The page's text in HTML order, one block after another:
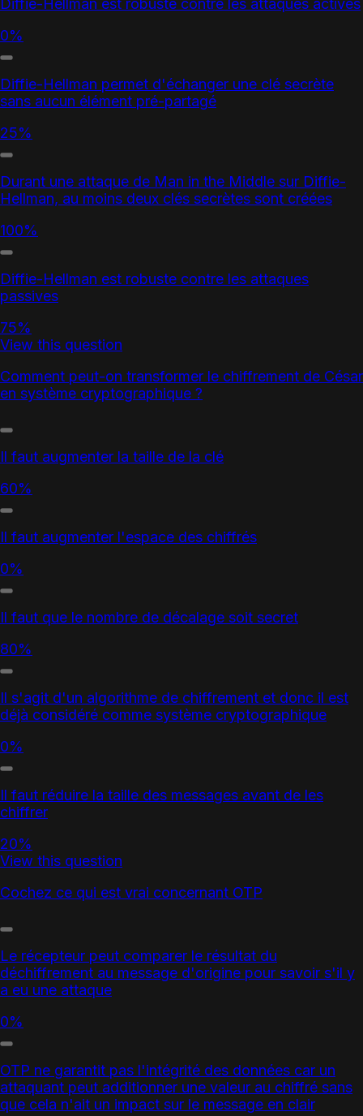
Diffie-Hellman est robuste contre les attaques actives
0%
Diffie-Hellman permet d'échanger une clé secrète
sans aucun élément pré-partagé
25%
Durant une attaque de Man in the Middle sur Diffie-
Hellman, au moins deux clés secrètes sont créées
100%
Diffie-Hellman est robuste contre les attaques
passives
75%
View this question
Comment peut-on transformer le chiffrement de César
en système cryptographique ?
Il faut augmenter la taille de la clé
60%
Il faut augmenter l'espace des chiffrés
0%
Il faut que le nombre de décalage soit secret
80%
Il s'agit d'un algorithme de chiffrement et donc il est
déjà considéré comme système cryptographique
0%
Il faut réduire la taille des messages avant de les
chiffrer
20%
View this question
Cochez ce qui est vrai concernant OTP
Le récepteur peut comparer le résultat du
déchiffrement au message d'origine pour savoir s'il y
a eu une attaque
0%
OTP ne garantit pas l'intégrité des données car un
attaquant peut additionner une valeur au chiffré sans
que cela n'ait un impact sur le message en clair